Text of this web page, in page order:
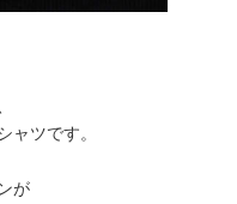
ャツです。
が